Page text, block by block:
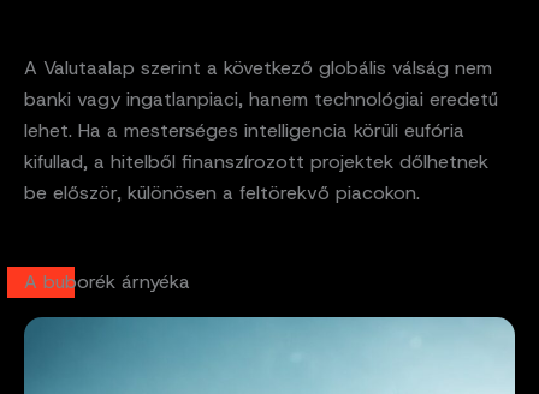
A Valutaalap szerint a következő globális válság nem
banki vagy ingatlanpiaci, hanem technológiai eredetű
lehet. Ha a mesterséges intelligencia körüli eufória
kifullad, a hitelből finanszírozott projektek dőlhetnek
be először, különösen a feltörekvő piacokon.
A buborék árnyéka